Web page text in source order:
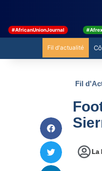
#AfricanUnionJournal
Fil d'actualité
Fil
La